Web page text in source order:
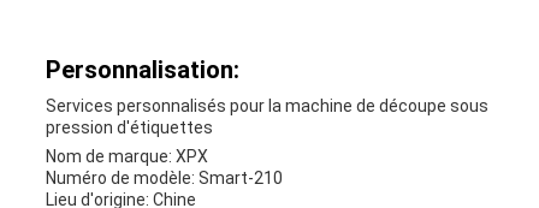
Personnalisation:
Services personnalisés pour la machine de découpe sous
pression d'étiquettes
Nom de marque: XPX
Numéro de modèle: Smart-210
Lieu d'origine: Chine